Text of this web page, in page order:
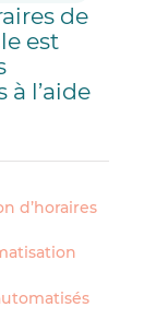
de
est
à l’aide
d’horaires